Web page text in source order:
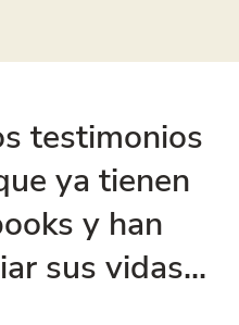
testimonios
ya tienen
y han
sus vidas...